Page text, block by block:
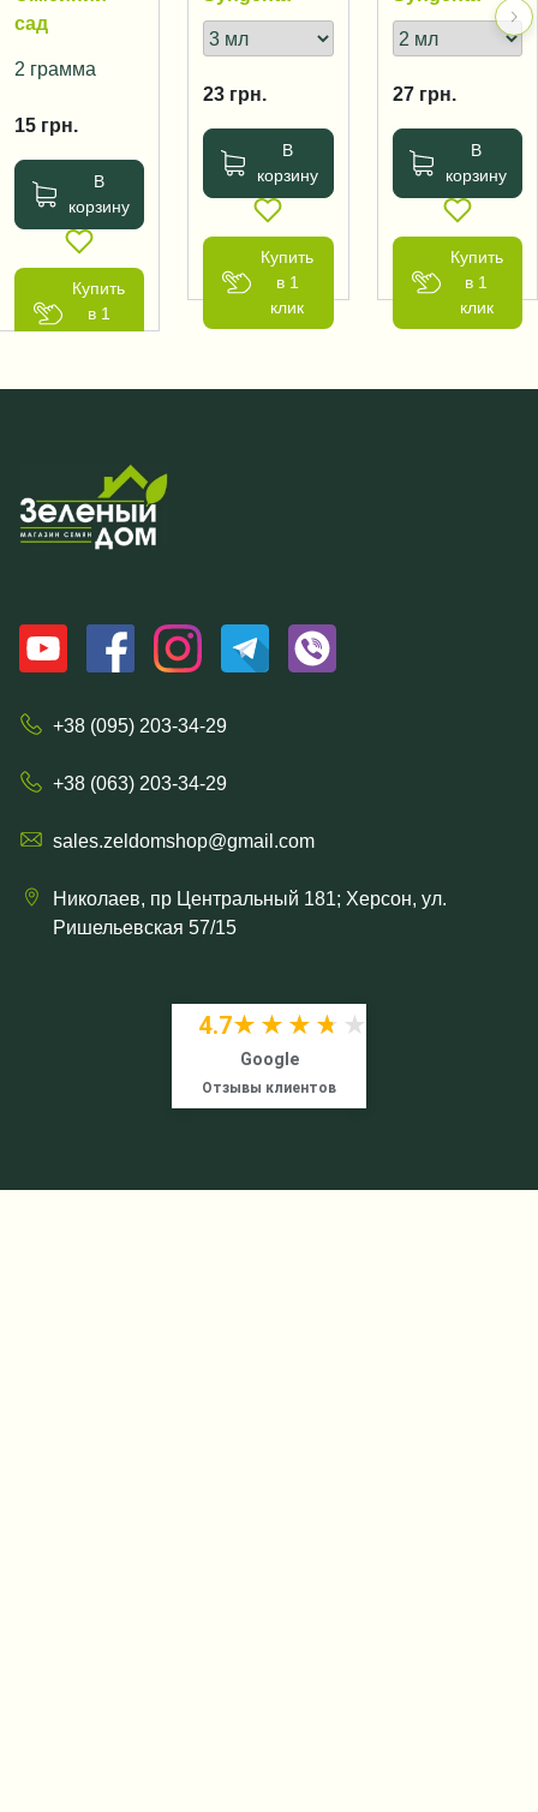
сад
2 грамма
15 грн.
В
корзину
Купить
в 1
23 грн.
В
корзину
Купить
в 1
клик
27грн.
В
корзину
Купить
в 1
клик
+38 (095) 203-34-29
+38 (063) 203-34-29
sales.zeldomshop@gmail.com
Николаев, пр Центральный 181; Херсон, ул.
Ришельевская 57/15
4.7★★★★★
★★★★★
Google
Отзывы клиентов